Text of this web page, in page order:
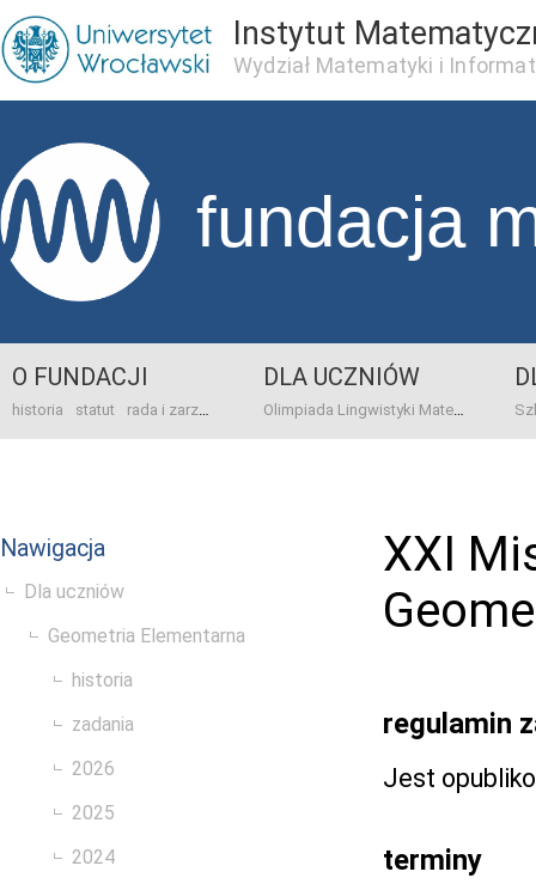
Instytut
Wydział Matematyki i
fundacja
O FUNDACJI
historia statut rada i zarząd dane bankowo-adresowe kontakt
DLA UCZNIÓW
Olimpiada Lingwistyki Matematycznej
Nawigacja
Dla uczniów
Geometria Elementarna
historia
zadania
2026
2025
2024
XXI
regulamin
Jest
terminy